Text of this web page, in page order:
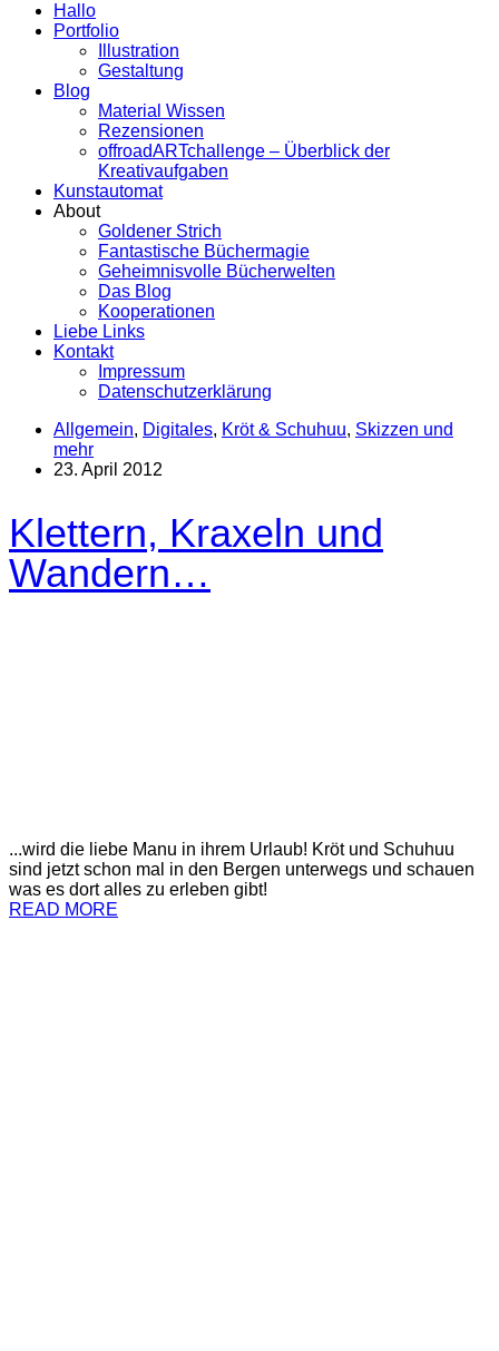
Hallo
Portfolio
Illustration
Gestaltung
Blog
Material Wissen
Rezensionen
offroadARTchallenge – Überblick der
Kreativaufgaben
Kunstautomat
About
Goldener Strich
Fantastische Büchermagie
Geheimnisvolle Bücherwelten
Das Blog
Kooperationen
Liebe Links
Kontakt
Impressum
Datenschutzerklärung
Allgemein, Digitales, Kröt & Schuhuu, Skizzen und
mehr
23. April 2012
Klettern, Kraxeln und
Wandern…
...wird die liebe Manu in ihrem Urlaub! Kröt und Schuhuu
sind jetzt schon mal in den Bergen unterwegs und schauen
was es dort alles zu erleben gibt!
READ MORE